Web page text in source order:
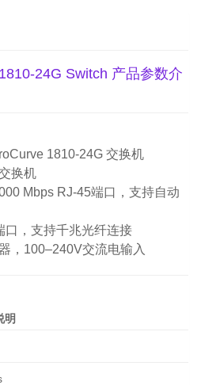
24G Switch 产品参数介
1810-24G 交换机
换机
Mbps RJ-45端口，支持自动
口，支持千兆光纤连接
，100–240V交流电输入
明